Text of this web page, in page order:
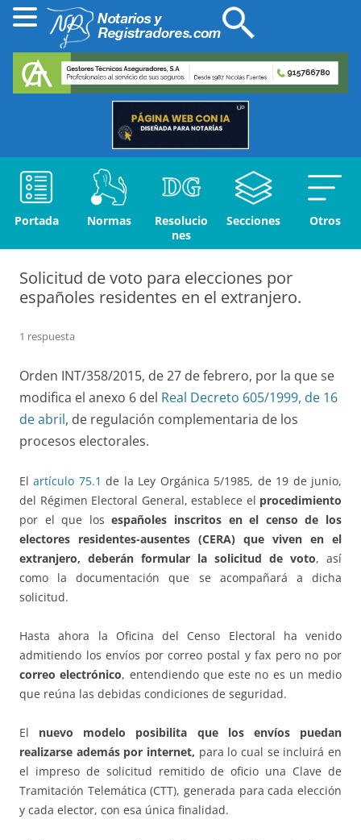
Portada Normas
Resolucio
nes
Secciones Otros
Solicitud de voto para elecciones por
españoles residentes en el extranjero.
1 respuesta
Orden INT/358/2015, de 27 de febrero, por la que se
modifica el anexo 6 del Real Decreto 605/1999, de 16
de abril, de regulación complementaria de los
procesos electorales.
Elartículo 75.1 de la Ley Orgánica 5/1985, de 19 de junio,
del Régimen Electoral General, establece el procedimiento
por el que losespañoles inscritos en el censo de los
electores residentes-ausentes (CERA) que viven en el
extranjero, deberán formular la solicitud de voto, así
como la documentación que se acompañará a dicha
solicitud.
Hasta ahora la Oficina del Censo Electoral ha venido
admitiendo los envíos por correo postal y fax pero no por
correo electrónico, entendiendo que este no es un medio
que reúna las debidas condiciones de seguridad.
El nuevo modelo posibilita que los envíos puedan
realizarse además por internet, para lo cual se incluirá en
el impreso de solicitud remitido de oficio una Clave de
Tramitación Telemática (CTT), generada para cada elección
y cada elector, con esa única finalidad.